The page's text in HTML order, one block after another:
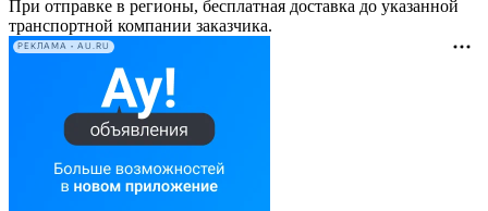
При отправке в регионы, бесплатная доставка до указанной
транспортной компании заказчика.
РЕКЛАМА • AU.RU